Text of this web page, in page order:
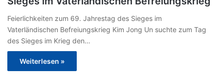
Feierlichkeiten zum 69. Jahrestag des Sieges im
Vaterländischen Befreiungskrieg Kim Jong Un suchte zum Tag
des Sieges im Krieg den…
Weiterlesen »